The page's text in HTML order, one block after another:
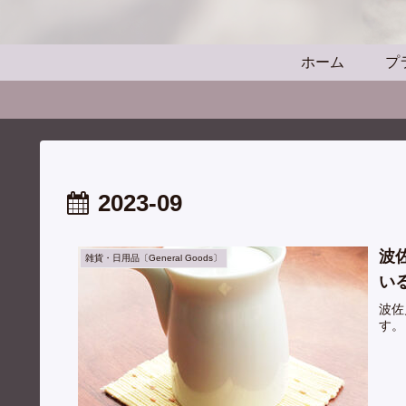
ホーム プ
2023-09
雑貨・日用品〔General Goods〕
波
い
波
す。